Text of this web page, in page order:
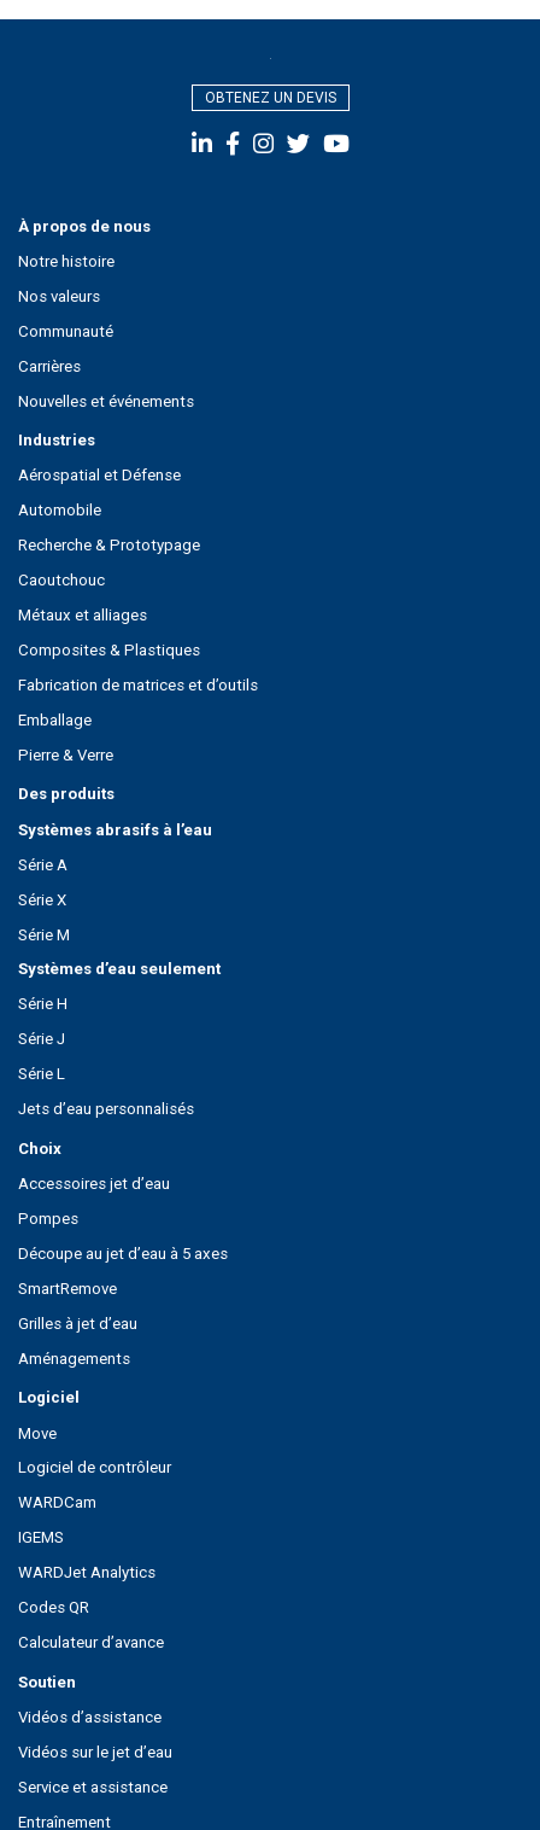
OBTENEZ UN DEVIS
À propos de nous
Notre histoire
Nos valeurs
Communauté
Carrières
Nouvelles et événements
Industries
Aérospatial et Défense
Automobile
Recherche & Prototypage
Caoutchouc
Métaux et alliages
Composites & Plastiques
Fabrication de matrices et d’outils
Emballage
Pierre & Verre
Des produits
Systèmes abrasifs à l’eau
Série A
Série X
Série M
Systèmes d’eau seulement
Série H
Série J
Série L
Jets d’eau personnalisés
Choix
Accessoires jet d’eau
Pompes
Découpe au jet d’eau à 5 axes
SmartRemove
Grilles à jet d’eau
Aménagements
Logiciel
Move
Logiciel de contrôleur
WARDCam
IGEMS
WARDJet Analytics
Codes QR
Calculateur d’avance
Soutien
Vidéos d’assistance
Vidéos sur le jet d’eau
Service et assistance
Entraînement